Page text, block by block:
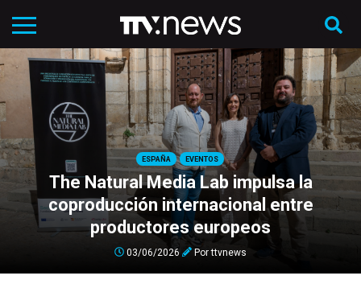
ESPAÑA EVENTOS
The Natural Media Lab impulsa la
coproducción internacional entre
productores europeos
03/06/2026 Porttvnews